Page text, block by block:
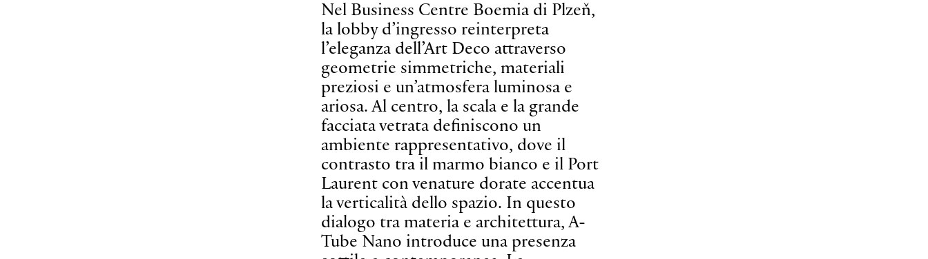
Nel Business Centre Boemia di Plzeň,
la lobby d’ingresso reinterpreta
l’eleganza dell’Art Deco attraverso
geometrie simmetriche, materiali
preziosi e un’atmosfera luminosa e
ariosa. Al centro, la scala e la grande
facciata vetrata definiscono un
ambiente rappresentativo, dove il
contrasto tra il marmo bianco e il Port
Laurent con venature dorate accentua
la verticalità dello spazio. In questo
dialogo tra materia e architettura, A-
Tube Nano introduce una presenza